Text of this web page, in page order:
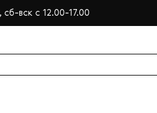
вск с 12.00-17.00